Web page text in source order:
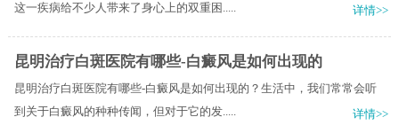
这一疾病给不少人带来了身心上的双重困.....
详情>>
昆明治疗白斑医院有哪些-白癜风是如何出现的
昆明治疗白斑医院有哪些-白癜风是如何出现的？生活中，我们常常会听
到关于白癜风的种种传闻，但对于它的发.....
详情>>